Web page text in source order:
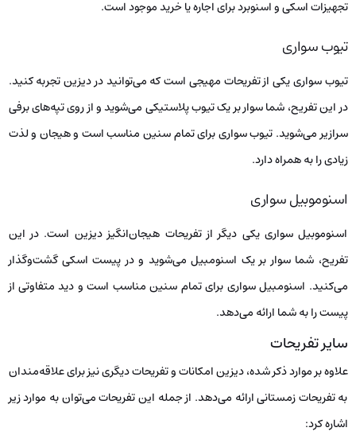
تجهیزات اسکی و اسنوبرد برای اجاره یا خرید موجود است.
تیوب سواری
تیوب سواری یکی از تفریحات مهیجی است که می‌توانید در دیزین تجربه کنید.
در این تفریح، شما سوار بر یک تیوب پلاستیکی می‌شوید و از روی تپه‌های برفی
سرازیر می‌شوید. تیوب سواری برای تمام سنین مناسب است و هیجان و لذت
زیادی را به همراه دارد.
اسنوموبیل سواری
اسنوموبیل سواری یکی دیگر از تفریحات هیجان‌انگیز دیزین است. در این
تفریح، شما سوار بر یک اسنومبیل می‌شوید و در پیست اسکی گشت‌وگذار
می‌کنید. اسنومبیل سواری برای تمام سنین مناسب است و دید متفاوتی از
پیست را به شما ارائه می‌دهد.
سایر تفریحات
علاوه بر موارد ذکر شده، دیزین امکانات و تفریحات دیگری نیز برای علاقه‌مندان
به تفریحات زمستانی ارائه می‌دهد. از جمله این تفریحات می‌توان به موارد زیر
اشاره کرد: